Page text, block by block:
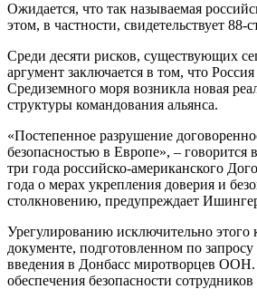
Ожидается, что так называемая
этом, в частности, свидетельствует
Среди десяти рисков, существующих
аргумент заключается в том, что
Средиземного моря возникла новая
структуры командования альянса.
«Постепенное разрушение
безопасностью в Европе», –
три года российско-американского
года о мерах укрепления доверия и
столкновению, предупреждает
Урегулированию исключительно этого
документе, подготовленном по
введения в Донбасс миротворцев ООН.
обеспечения безопасности